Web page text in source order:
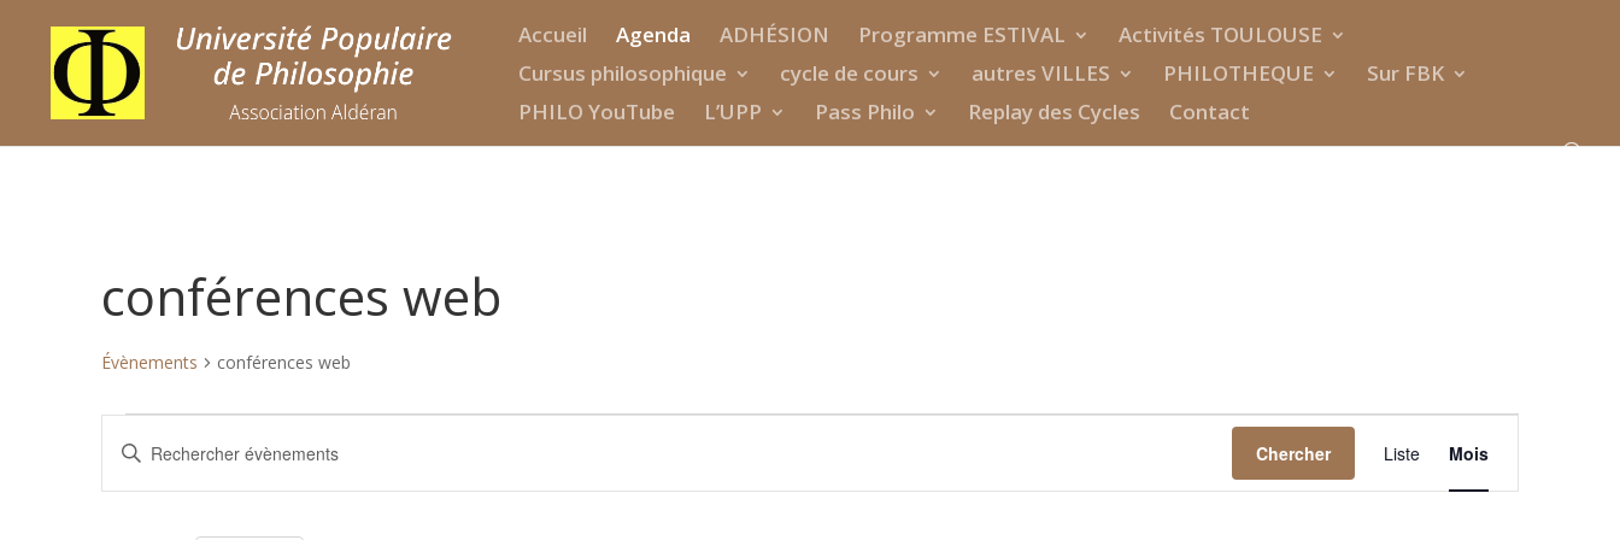
Accueil Agenda ADHÉSION Programme ESTIVAL
Activités TOULOUSE
Cursus philosophique
cycle de cours autres VILLES PHILOTHEQUE
Sur FBK
PHILO YouTube
L’UPP Pass Philo Replay des Cycles Contact
conférences web
Évènements conférences web
Évènements
Recherche
et
navigation
Saisir
Rechercher
Chercher
Navigation
de
vues
Liste Mois